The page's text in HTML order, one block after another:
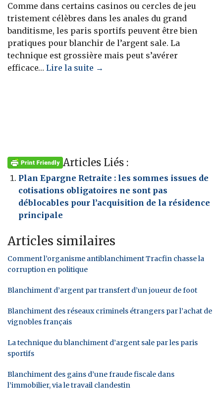
Comme dans certains casinos ou cercles de jeu
tristement célèbres dans les anales du grand
banditisme, les paris sportifs peuvent être bien
pratiques pour blanchir de l’argent sale. La
technique est grossière mais peut s’avérer
efficace… Lire la suite →
Articles Liés :
Plan Epargne Retraite : les sommes issues de
cotisations obligatoires ne sont pas
déblocables pour l’acquisition de la résidence
principale
Articles similaires
Comment l’organisme antiblanchiment Tracfin chasse la
corruption en politique
Blanchiment d’argent par transfert d’un joueur de foot
Blanchiment des réseaux criminels étrangers par l’achat de
vignobles français
La technique du blanchiment d’argent sale par les paris
sportifs
Blanchiment des gains d’une fraude fiscale dans
l’immobilier, via le travail clandestin